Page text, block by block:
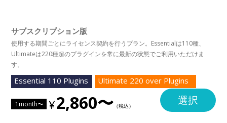
サブスクリプション版
使用する期間ごとにライセンス契約を行うプラン。Essentialは110種、
Ultimateは220種超のプラグインを常に最新の状態でご利用いただけま
す。
Essential 110 Plugins Ultimate 220 over Plugins
1month〜 2,860〜 選択